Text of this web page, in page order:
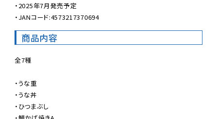
・2025年7月発売予定
・JANコード:4573217370694
商品内容
全7種
・うな重
・うな丼
・ひつまぶし